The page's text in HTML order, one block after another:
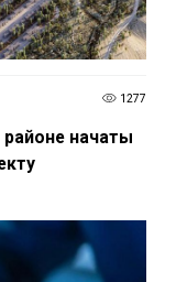
1277
начаты